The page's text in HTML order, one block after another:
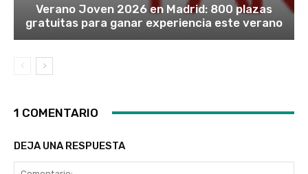
Verano Joven 2026 en Madrid: 800 plazas
gratuitas para ganar experiencia este verano
1 COMENTARIO
DEJA UNA RESPUESTA